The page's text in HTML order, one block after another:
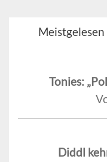
Meistgelesen
Tonies:
Diddl